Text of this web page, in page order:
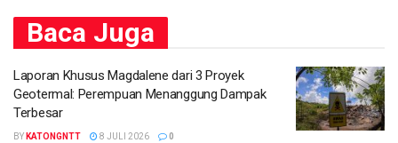
Baca Juga
Laporan Khusus Magdalene dari 3 Proyek
Geotermal: Perempuan Menanggung Dampak
Terbesar
BY KATONGNTT 8 JULI 2026 0